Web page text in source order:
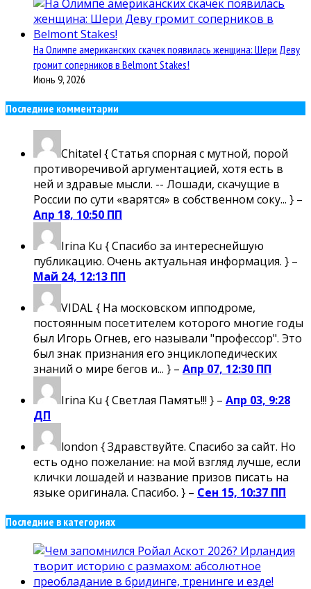
На Олимпе американских скачек появилась женщина: Шери Деву
громит соперников в Belmont Stakes!
Июнь 9, 2026
Последние комментарии
Chitatel { Статья спорная с мутной, порой
противоречивой аргументацией, хотя есть в
ней и здравые мысли. -- Лошади, скачущие в
России по сути «варятся» в собственном соку... } –
Апр 18, 10:50 ПП
Irina Ku { Спасибо за интереснейшую
публикацию. Очень актуальная информация. } –
Май 24, 12:13 ПП
VIDAL{ На московском ипподроме,
постоянным посетителем которого многие годы
был Игорь Огнев, его называли "профессор". Это
был знак признания его энциклопедических
знаний о мире бегов и... } – Апр 07, 12:30 ПП
Irina Ku { Светлая Память!!! } – Апр 03, 9:28
ДП
london { Здравствуйте. Спасибо за сайт. Но
есть одно пожелание: на мой взгляд лучше, если
клички лошадей и название призов писать на
языке оригинала. Спасибо. } – Сен 15, 10:37 ПП
Последние в категориях